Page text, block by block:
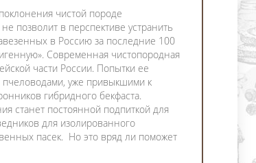
чистой породе
позволит в перспективе устранить
в Россию за последние 100
Современная чистопородная
части России. Попытки ее
уже привыкшими к
гибридного бекфаста.
станет постоянной подпиткой для
для изолированного
пасек. Но это вряд ли поможет